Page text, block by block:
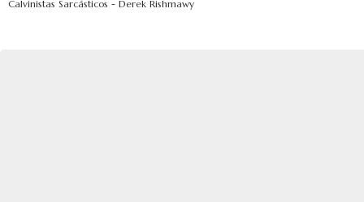
Calvinistas Sarcásticos - Derek Rishmawy